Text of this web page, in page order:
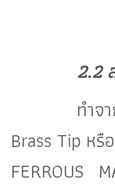
2.2
ทำจากวัส
Brass Tip หรือ
FERROUS